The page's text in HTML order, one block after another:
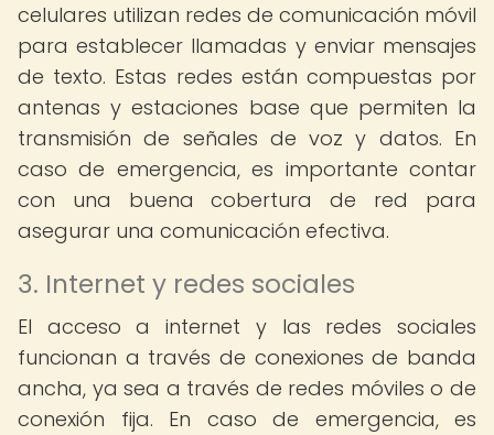
celulares utilizan redes de comunicación móvil
para establecer llamadas y enviar mensajes
de texto. Estas redes están compuestas por
antenas y estaciones base que permiten la
transmisión de señales de voz y datos. En
caso de emergencia, es importante contar
con una buena cobertura de red para
asegurar una comunicación efectiva.
3. Internet y redes sociales
El acceso a internet y las redes sociales
funcionan a través de conexiones de banda
ancha, ya sea a través de redes móviles o de
conexión fija. En caso de emergencia, es